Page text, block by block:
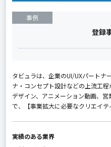
事例
登録
タビュラは、企業のUI/UXパートナ
ナ・コンセプト設計などの上流工
デザイン、アニメーション動画、
で、【事業拡大に必要なクリエイテ
実績のある業界